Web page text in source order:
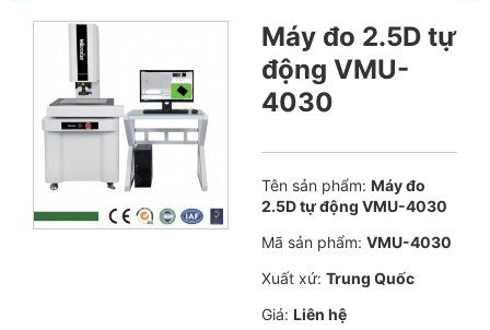
Máy đo 2.5D tự
động VMU-
4030
Tên sản phẩm: Máy đo
2.5D tự động VMU-4030
Mã sản phẩm: VMU-4030
Xuất xứ: Trung Quốc
Giá: Liên hệ